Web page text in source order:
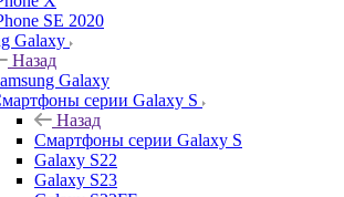
SE 2020
Galaxy
Назад
Galaxy
серии Galaxy S
Назад
Смартфоны серии Galaxy S
Galaxy S22
Galaxy S23